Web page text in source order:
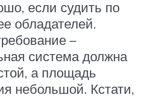
если судить по
обладателей.
–
система должна
а площадь
небольшой. Кстати,